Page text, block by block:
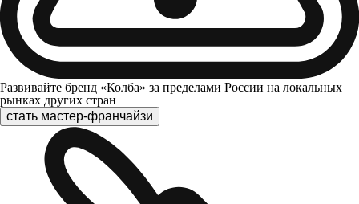
Развивайте бренд «Колба» за пределами России на локальных
рынках других стран
стать мастер-франчайзи